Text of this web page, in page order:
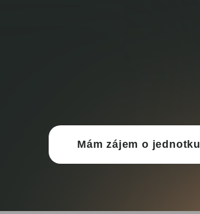
Mám zájem o jednotku